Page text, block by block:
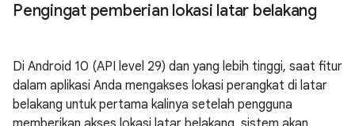
Pengingat pemberian lokasi latar belakang
Di Android 10 (API level 29) dan yang lebih tinggi, saat fitur
dalam aplikasi Anda mengakses lokasi perangkat di latar
belakang untuk pertama kalinya setelah pengguna